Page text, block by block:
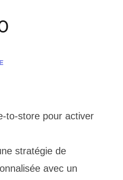
to-store pour activer
stratégie de
avec un